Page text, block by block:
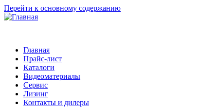
Перейти к основному содержанию
Главная
Прайс-лист
Каталоги
Видеоматериалы
Сервис
Лизинг
Контакты и дилеры